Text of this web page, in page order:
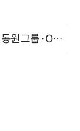
B2B에서 B2C까지, 현장 실제 운영사례 : 동원그룹·OCI·다이닝브랜즈그룹·당근 (8/27)